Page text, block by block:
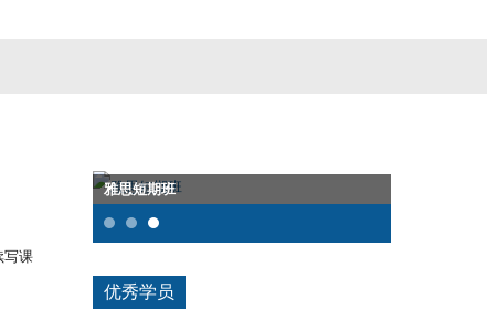
写课
优秀学员